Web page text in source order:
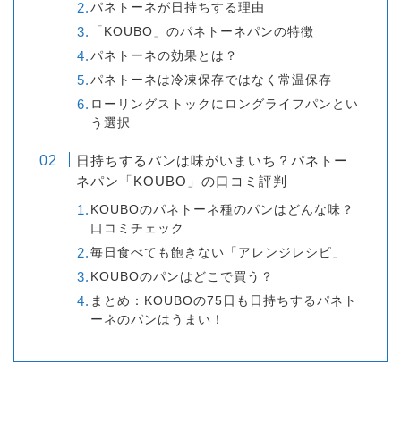
パネトーネが日持ちする理由
「KOUBO」のパネトーネパンの特徴
パネトーネの効果とは？
パネトーネは冷凍保存ではなく常温保存
ローリングストックにロングライフパンとい
う選択
日持ちするパンは味がいまいち？パネトー
ネパン「KOUBO」の口コミ評判
KOUBOのパネトーネ種のパンはどんな味？
口コミチェック
毎日食べても飽きない「アレンジレシピ」
KOUBOのパンはどこで買う？
まとめ：KOUBOの75日も日持ちするパネト
ーネのパンはうまい！